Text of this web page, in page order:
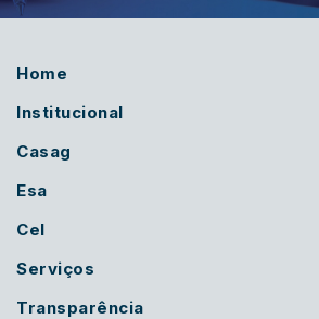
Home
Institucional
Casag
Esa
Cel
Serviços
Transparência